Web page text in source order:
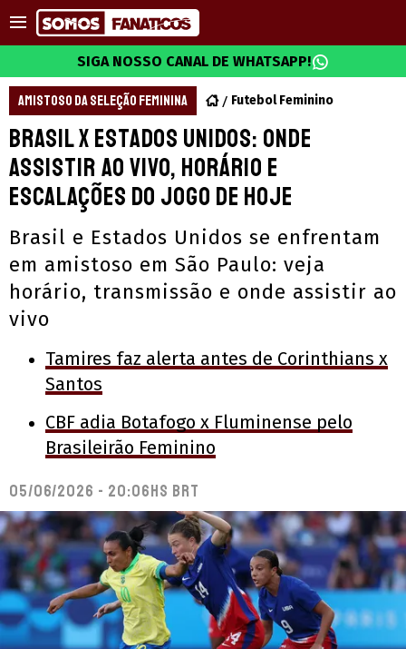
SIGA NOSSO CANAL DE WHATSAPP!
AMISTOSO DA SELEÇÃO FEMININA Futebol Feminino
Brasil x Estados Unidos: onde
assistir ao vivo, horário e
escalações do jogo de hoje
Brasil e Estados Unidos se enfrentam
em amistoso em São Paulo: veja
horário, transmissão e onde assistir ao
vivo
Tamires faz alerta antes de Corinthians x
Santos
CBF adia Botafogo x Fluminense pelo
Brasileirão Feminino
05/06/2026 - 20:06hs BRT